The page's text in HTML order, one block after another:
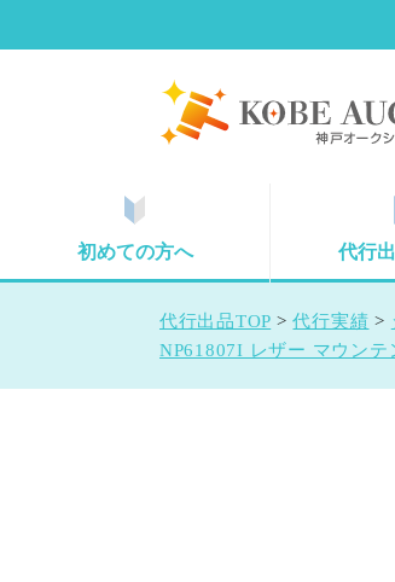
初めての方へ 代行
代行出品TOP >代行実績 >
NP61807I レザー マウン